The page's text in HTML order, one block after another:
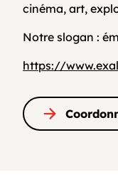
cinéma, art,
Notre slogan :
https://